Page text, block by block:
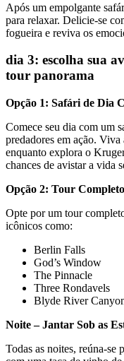
Após um empolgante
para relaxar. Delicie-se
fogueira e reviva os
dia 3: escolha sua
tour panorama
Opção 1: Safári de Dia
Comece seu dia com um
predadores em ação. Viva
enquanto explora o
chances de avistar a vida
Opção 2: Tour
Opte por um tour
icônicos como:
Berlin Falls
God’s Window
The Pinnacle
Three Rondavels
Blyde River
Noite – Jantar Sob as
Todas as noites, reúna-se